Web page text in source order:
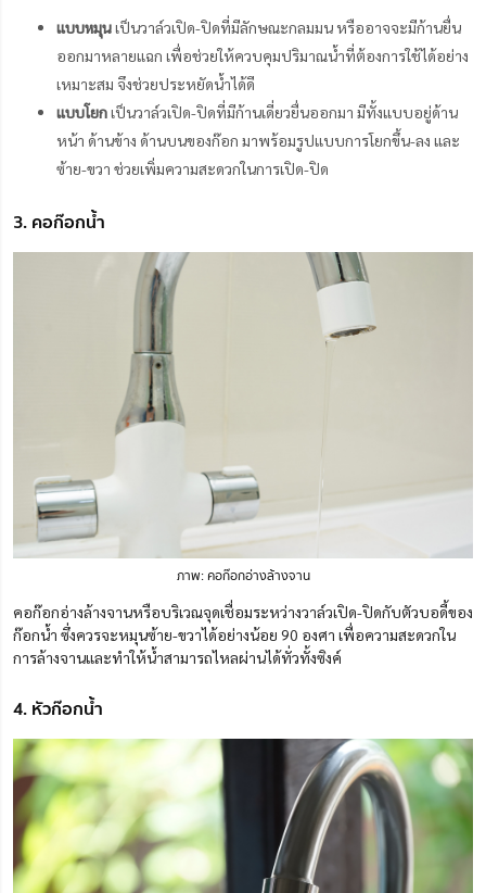
แบบหมุนเป็นวาล์วเปิด-ปิดที่มีลักษณะกลมมน หรืออาจจะมีก้านยื่น
ออกมาหลายแฉก เพื่อช่วยให้ควบคุมปริมาณน้ำที่ต้องการใช้ได้อย่าง
เหมาะสม จึงช่วยประหยัดน้ำได้ดี
แบบโยกเป็นวาล์วเปิด-ปิดที่มีก้านเดี่ยวยื่นออกมา มีทั้งแบบอยู่ด้าน
หน้า ด้านข้าง ด้านบนของก๊อก มาพร้อมรูปแบบการโยกขึ้น-ลง และ
ซ้าย-ขวา ช่วยเพิ่มความสะดวกในการเปิด-ปิด
3. คอก๊อกน้ำ
ภาพ: คอก๊อกอ่างล้างจาน
คอก๊อกอ่างล้างจานหรือบริเวณจุดเชื่อมระหว่างวาล์วเปิด-ปิดกับตัวบอดี้ของ
ก๊อกน้ำ ซึ่งควรจะหมุนซ้าย-ขวาได้อย่างน้อย 90 องศา เพื่อความสะดวกใน
การล้างจานและทำให้น้ำสามารถไหลผ่านได้ทั่วทั้งซิงค์
4. หัวก๊อกน้ำ